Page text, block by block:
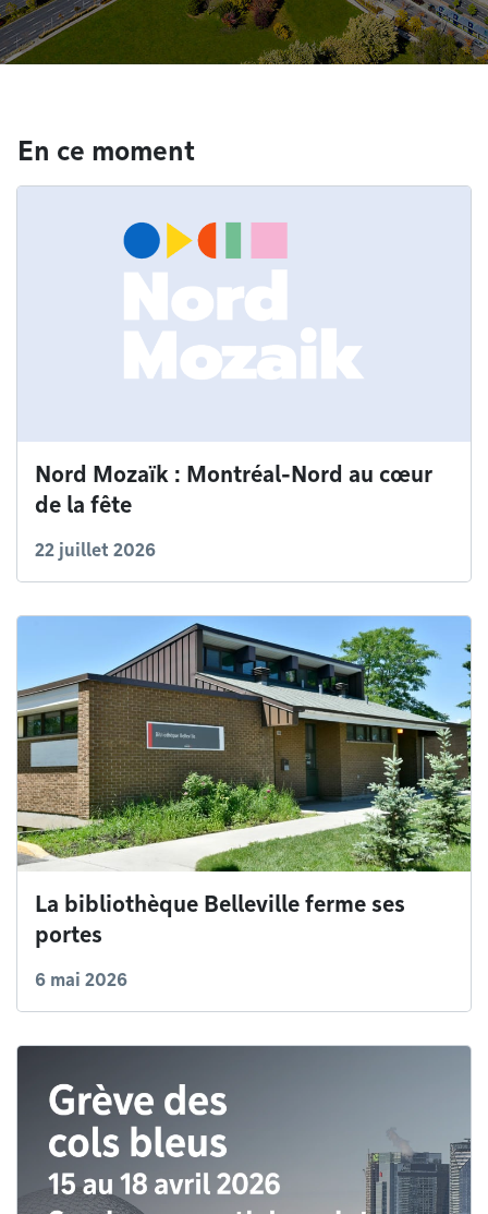
En ce moment
Nord Mozaïk : Montréal-Nord au cœur
de la fête
22 juillet 2026
La bibliothèque Belleville ferme ses
portes
6 mai 2026